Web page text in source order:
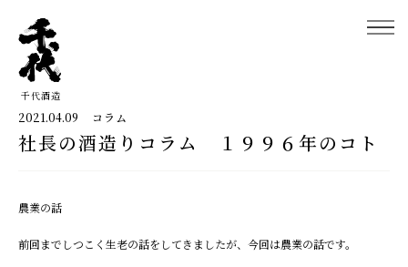
千代酒造
千代酒造トップ
2021.04.09 コラム
社長の酒造りコラム １９９６年のコト
農業の話
前回までしつこく生老の話をしてきましたが、今回は農業の話です。